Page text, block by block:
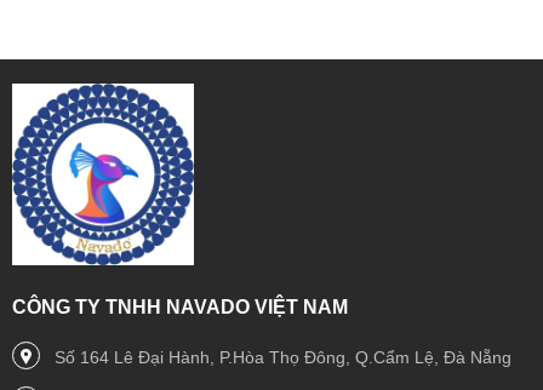
CÔNG TY TNHH NAVADO VIỆT NAM
Số 164 Lê Đại Hành, P.Hòa Thọ Đông, Q.Cẩm Lệ, Đà Nẵng